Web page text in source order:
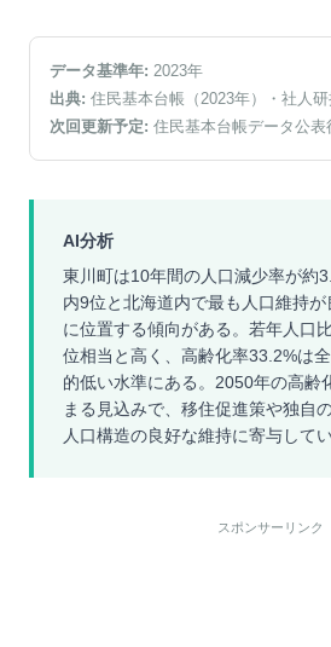
データ基準年: 2023年
出典: 住民基本台帳（2023年）
・社人
次回更新予定: 住民基本台帳データ公表
AI分析
東川町は10年間の人口減少率が約
内9位と北海道内で最も人口維持
に位置する傾向がある。若年人口
位相当と高く、高齢化率33.2%は
的低い水準にある。2050年の高齢
まる見込みで、移住促進策や独自
人口構造の良好な維持に寄与して
スポンサーリンク